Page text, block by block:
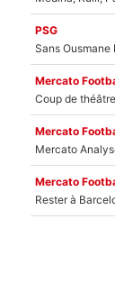
PSG
Mercato
Mercato
Mercato